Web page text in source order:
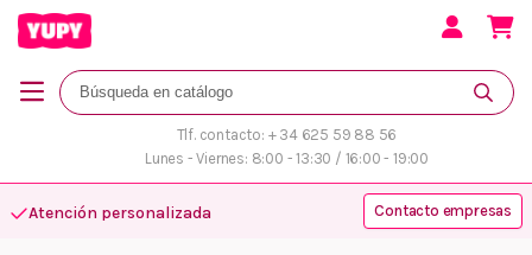
Tlf. contacto: + 34 625 59 88 56
Lunes - Viernes: 8:00 - 13:30 / 16:00 - 19:00
Atención personalizada Contacto empresas